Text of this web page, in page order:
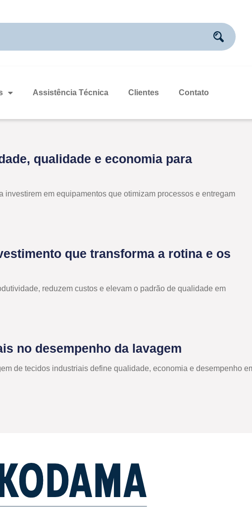
Assistência Técnica Clientes Contato
qualidade e economia para
em equipamentos que otimizam processos e entregam
que transforma a rotina e os
reduzem custos e elevam o padrão de qualidade em
no desempenho da lavagem
de tecidos industriais define qualidade, economia e desempenho